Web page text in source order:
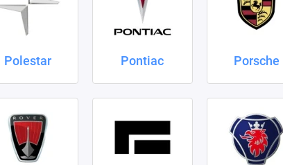
Polestar Pontiac Porsche